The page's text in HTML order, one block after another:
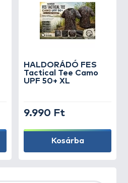
HALDORÁDÓ FES
Tactical Tee Camo
UPF 50+ XL
9.990 Ft
Kosárba